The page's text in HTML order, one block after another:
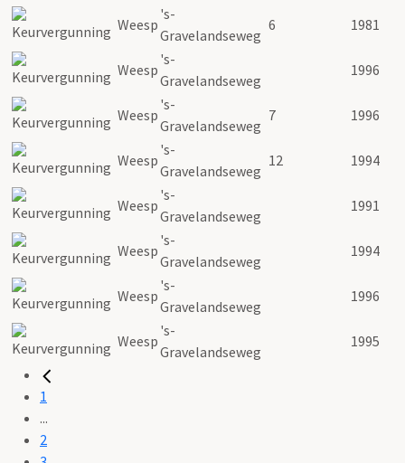
Weesp
's-
Gravelandseweg
6 1981
Weesp
's-
Gravelandseweg
1996
Weesp
's-
Gravelandseweg
7 1996
Weesp
's-
Gravelandseweg
12 1994
Weesp
's-
Gravelandseweg
1991
Weesp
's-
Gravelandseweg
1994
Weesp
's-
Gravelandseweg
1996
Weesp
's-
Gravelandseweg
1995
1
...
2